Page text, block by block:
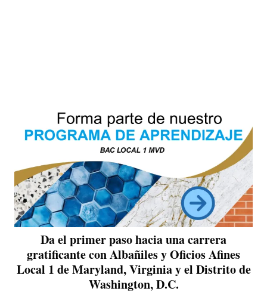
Da el primer paso hacia una carrera
gratificante con Albañiles y Oficios Afines
Local 1 de Maryland, Virginia y el Distrito de
Washington, D.C.